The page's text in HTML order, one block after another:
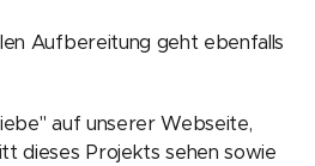
Aufbereitung geht ebenfalls
auf unserer Webseite,
dieses Projekts sehen sowie